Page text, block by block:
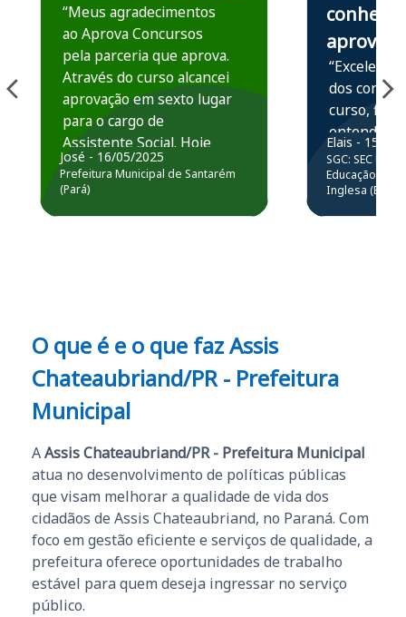
“Meus agradecimentos
ao Aprova Concursos
pela parceria que aprova.
Através do curso alcancei
aprovação em sexto lugar
para o cargo de
Assistente Social. Hoje
estou atuando na
Prefeitura de Santarém.
José - 16/05/2025
Prefeitura Municipal de Santarém
(Pará)
conhece,
aprova
“Excelente
dos
curso,
entender e
prática
resolução
questões.”
Elais - 15/07/
SGC: SEC BA
Educação
Inglesa (Edital
O que é e o que faz Assis
Chateaubriand/PR - Prefeitura
Municipal
AAssis Chateaubriand/PR - Prefeitura Municipal
atua no desenvolvimento de políticas públicas
que visam melhorar a qualidade de vida dos
cidadãos de Assis Chateaubriand, no Paraná. Com
foco em gestão eficiente e serviços de qualidade, a
prefeitura oferece oportunidades de trabalho
estável para quem deseja ingressar no serviço
público.